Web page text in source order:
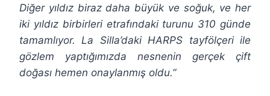
Diğer yıldız biraz daha büyük ve soğuk, ve her
iki yıldız birbirleri etrafındaki turunu 310 günde
tamamlıyor. La Silla’daki HARPS tayfölçeri ile
gözlem yaptığımızda nesnenin gerçek çift
doğası hemen onaylanmış oldu.”